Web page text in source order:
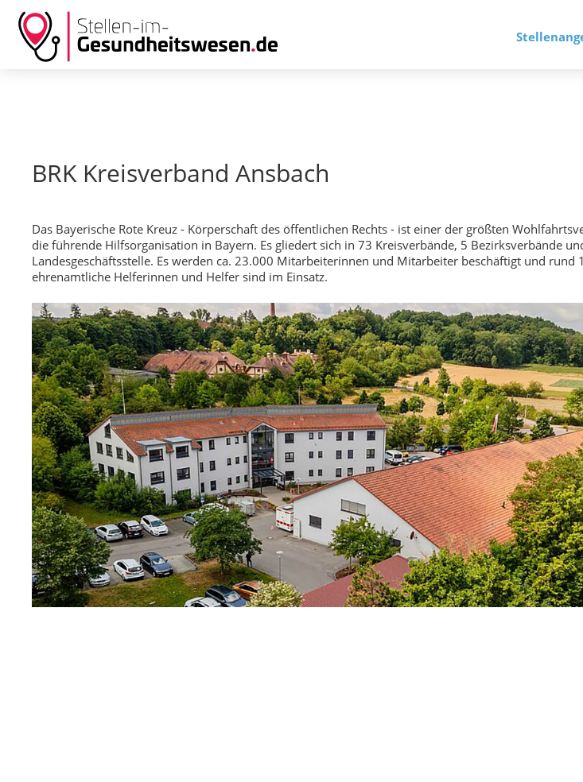
BRK Kreisverband Ansbach
Das Bayerische Rote Kreuz - Körperschaft des öffentlichen Rechts - ist einer der größten
die führende Hilfsorganisation in Bayern. Es gliedert sich in 73 Kreisverbände, 5 Bezirksverbände
Landesgeschäftsstelle. Es werden ca. 23.000 Mitarbeiterinnen und Mitarbeiter beschäftigt und rund
ehrenamtliche Helferinnen und Helfer sind im Einsatz.